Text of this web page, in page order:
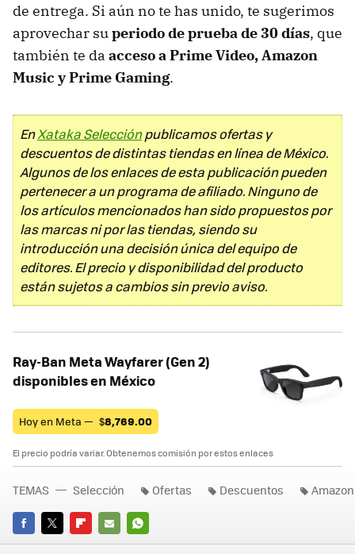
de entrega. Si aún no te has unido, te sugerimos
aprovechar superiodo de prueba de 30 días, que
también te da acceso a Prime Video, Amazon
Music y Prime Gaming.
EnXataka Selecciónpublicamos ofertas y
descuentos de distintas tiendas en línea de México.
Algunos de los enlaces de esta publicación pueden
pertenecer a un programa de afiliado. Ninguno de
los artículos mencionados han sido propuestos por
las marcas ni por las tiendas, siendo su
introducción una decisión única del equipo de
editores. El precio y disponibilidad del producto
están sujetos a cambios sin previo aviso.
Ray-Ban Meta Wayfarer (Gen 2)
disponibles en México
Hoy en Meta — $8,769.00
El precio podría variar. Obtenemos comisión por estos enlaces
FACEBOOK
TWITTERFLIPBOARD
E-
WHATSAPP
TEMAS Selección Ofertas Descuentos